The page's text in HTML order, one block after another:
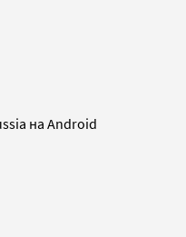
на Android